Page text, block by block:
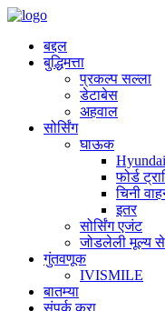
बद्दल
बुद्धिमत्ता
प्रकल्प सल्ला
डेटाबेस
अहवाल
सोर्सिंग
घाऊक
फोर्ड
चिनी
इतर
सोर्सिंग एजंट
जोडलेली मूल्य
गुंतवणूक
IVISMILE
बातम्या
संपर्क करा